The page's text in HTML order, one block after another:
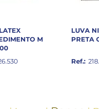
M
LUVA
PRETA
Ref.: